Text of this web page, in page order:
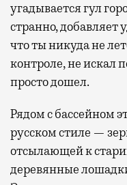
угадывается гул
странно, добавляет
что ты никуда не
контроле, не искал
просто дошел.
Рядом с бассейном
русском стиле —
отсылающей к
деревянные